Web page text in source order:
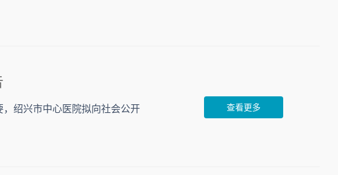
查看更多
绍兴市中心医院拟向社会公开